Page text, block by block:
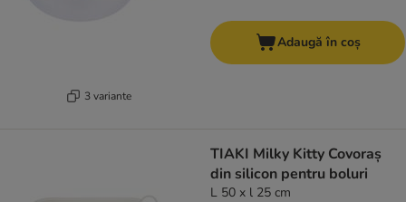
3 variante
Adaugă în coș
TIAKI Milky Kitty Covoraș
din silicon pentru boluri
L 50 x l 25 cm